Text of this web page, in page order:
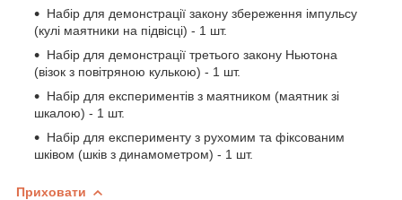
Набір для демонстрації закону збереження імпульсу
(кулі маятники на підвісці) - 1 шт.
Набір для демонстрації третього закону Ньютона
(візок з повітряною кулькою) - 1 шт.
Набір для експериментів з маятником (маятник зі
шкалою) - 1 шт.
Набір для експерименту з рухомим та фіксованим
шківом (шків з динамометром) - 1 шт.
Приховати